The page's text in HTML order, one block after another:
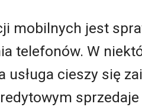
mobilnych jest
telefonów. W
cieszy się